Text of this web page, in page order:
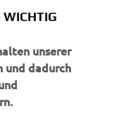
WICHTIG
unserer
und dadurch